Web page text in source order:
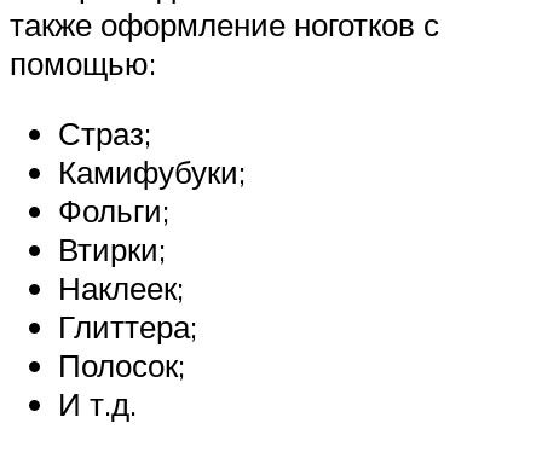
также оформление ноготков с
помощью:
Страз;
Камифубуки;
Фольги;
Втирки;
Наклеек;
Глиттера;
Полосок;
И т.д.